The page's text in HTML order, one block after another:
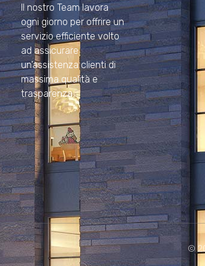
Il nostro Team lavora
ogni giorno per offrire un
servizio efficiente volto
ad assicurare
un’assistenza clienti di
massima qualità e
trasparenza.
©